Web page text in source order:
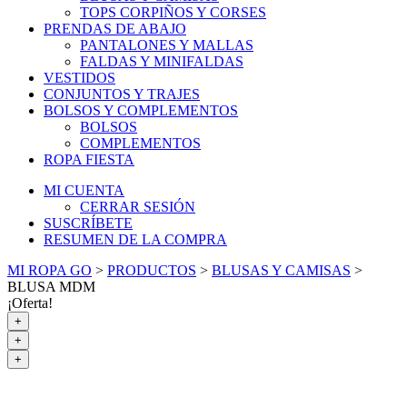
TOPS CORPIÑOS Y CORSES
PRENDAS DE ABAJO
PANTALONES Y MALLAS
FALDAS Y MINIFALDAS
VESTIDOS
CONJUNTOS Y TRAJES
BOLSOS Y COMPLEMENTOS
BOLSOS
COMPLEMENTOS
ROPA FIESTA
MI CUENTA
CERRAR SESIÓN
SUSCRÍBETE
RESUMEN DE LA COMPRA
MI ROPA GO > PRODUCTOS > BLUSAS Y CAMISAS >
BLUSA MDM
¡Oferta!
+
+
+